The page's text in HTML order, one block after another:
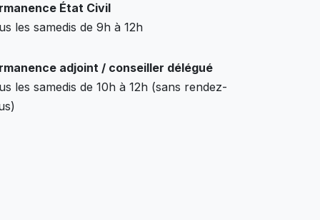
État Civil
les samedis de 9h à 12h
adjoint / conseiller délégué
les samedis de 10h à 12h (sans rendez-